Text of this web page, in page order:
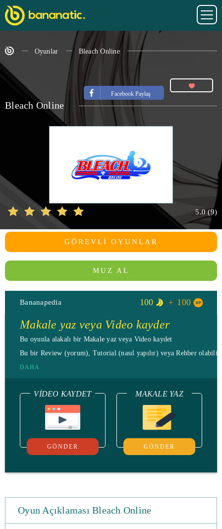
Oyunlar Bleach Online
Facebook Paylaş
Bleach Online
5.0 (9)
GÖREVLI OYUNLAR
MUZ AL
Bananapedia 100 100
Makale yaz veya Video kayder
Bu oyunla alakalı bir Makale yaz veya Video kaydet
Bu bir Review (yorum), Tutorial (nasıl yapılır) veya Rehber
DAHA
VIDEO KAYDET
GÖNDER
MAKALE YAZ
GÖNDER
Oyun Açıklaması Bleach Online